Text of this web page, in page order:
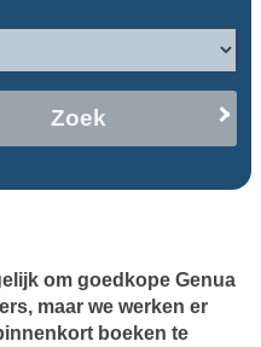
Zoek
om goedkope Genua
maar we werken er
boeken te